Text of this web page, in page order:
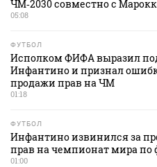
ЧМ‑2030 совместно с
05:08
ФУТБОЛ
Исполком ФИФА выразил
Инфантино и признал
продажи прав на ЧМ
01:18
ФУТБОЛ
Инфантино извинился за
прав на чемпионат мира по
01:00